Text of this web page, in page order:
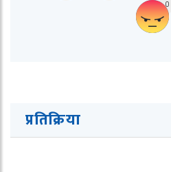
0
प्रतिक्रिया